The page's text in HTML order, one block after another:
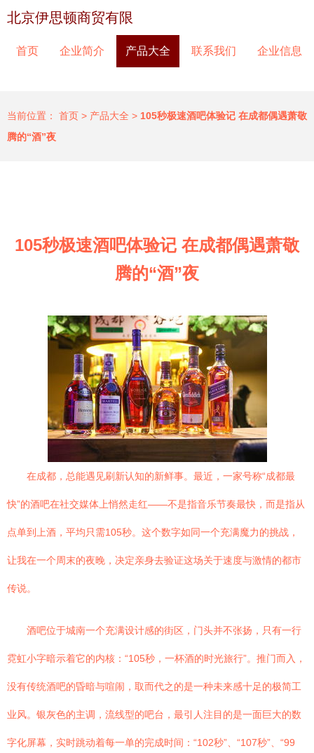
北京伊思顿商贸有限
首页 企业简介 产品大全 联系我们 企业信息
当前位置： 首页 > 产品大全 > 105秒极速酒吧体验记 在成都偶遇萧敬
腾的“酒”夜
105秒极速酒吧体验记 在成都偶遇萧敬
腾的“酒”夜
在成都，总能遇见刷新认知的新鲜事。最近，一家号称“成都最
快”的酒吧在社交媒体上悄然走红——不是指音乐节奏最快，而是指从
点单到上酒，平均只需105秒。这个数字如同一个充满魔力的挑战，
让我在一个周末的夜晚，决定亲身去验证这场关于速度与激情的都市
传说。
酒吧位于城南一个充满设计感的街区，门头并不张扬，只有一行
霓虹小字暗示着它的内核：“105秒，一杯酒的时光旅行”。推门而入，
没有传统酒吧的昏暗与喧闹，取而代之的是一种未来感十足的极简工
业风。银灰色的主调，流线型的吧台，最引人注目的是一面巨大的数
字化屏幕，实时跳动着每一单的完成时间：“102秒”、“107秒”、“99